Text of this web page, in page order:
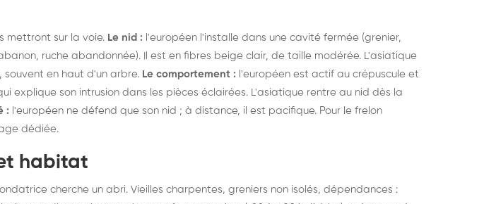
mettront sur la voie. Le nid : l'européen l'installe dans une cavité fermée (grenier,
ruche abandonnée). Il est en fibres beige clair, de taille modérée. L'asiatique
en haut d'un arbre. Le comportement : l'européen est actif au crépuscule et
explique son intrusion dans les pièces éclairées. L'asiatique rentre au nid dès la
: l'européen ne défend que son nid ; à distance, il est pacifique. Pour le frelon
dédiée.
habitat
cherche un abri. Vieilles charpentes, greniers non isolés, dépendances :